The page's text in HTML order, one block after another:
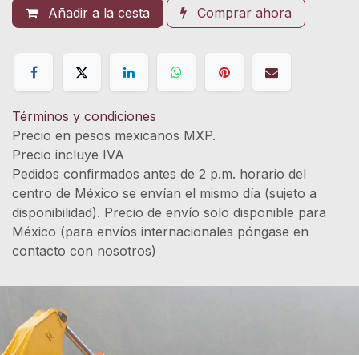
Añadir a la cesta Comprar ahora
Términos y condiciones
Precio en pesos mexicanos MXP.
Precio incluye IVA
Pedidos confirmados antes de 2 p.m. horario del
centro de México se envían el mismo día (sujeto a
disponibilidad). Precio de envío solo disponible para
México (para envíos internacionales póngase en
contacto con nosotros)